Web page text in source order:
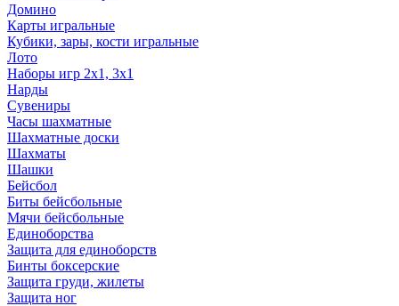
Домино
Карты игральные
Кубики, зары, кости игральные
Лото
Наборы игр 2х1, 3х1
Нарды
Сувениры
Часы шахматные
Шахматные доски
Шахматы
Шашки
Бейсбол
Биты бейсбольные
Мячи бейсбольные
Единоборства
Защита для единоборств
Бинты боксерские
Защита груди, жилеты
Защита ног